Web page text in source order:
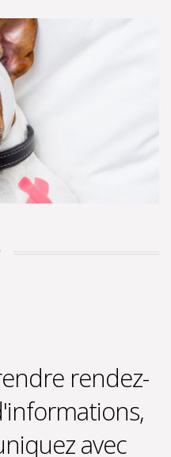
rendez-
avec